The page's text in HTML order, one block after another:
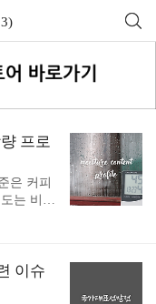
프로
은 커피
는 비교
파일을
기에 영
다. 로
이슈